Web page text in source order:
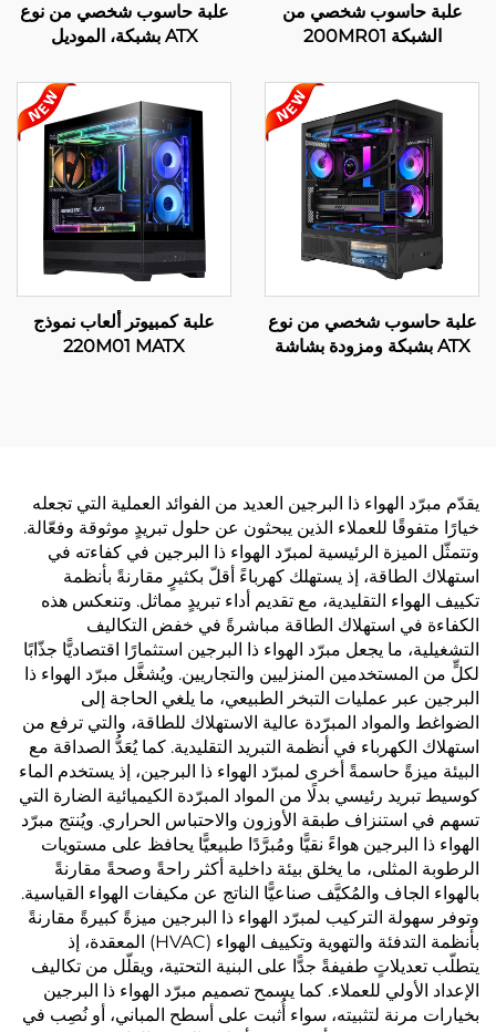
علبة حاسوب شخصي من
الشبكة 200MR01
علبة حاسوب شخصي من نوع
ATX بشبكة، الموديل
علبة حاسوب شخصي من نوع
ATX بشبكة ومزودة بشاشة
علبة كمبيوتر ألعاب نموذج
220M01 MATX
يقدّم مبرّد الهواء ذا البرجين العديد من الفوائد العملية التي تجعله
خيارًا متفوقًا للعملاء الذين يبحثون عن حلول تبريدٍ موثوقة وفعّالة.
وتتمثّل الميزة الرئيسية لمبرّد الهواء ذا البرجين في كفاءته في
استهلاك الطاقة، إذ يستهلك كهرباءً أقلّ بكثيرٍ مقارنةً بأنظمة
تكييف الهواء التقليدية، مع تقديم أداء تبريدٍ مماثل. وتنعكس هذه
الكفاءة في استهلاك الطاقة مباشرةً في خفض التكاليف
التشغيلية، ما يجعل مبرّد الهواء ذا البرجين استثمارًا اقتصاديًّا جذّابًا
لكلٍّ من المستخدمين المنزليين والتجاريين. ويُشغَّل مبرّد الهواء ذا
البرجين عبر عمليات التبخر الطبيعي، ما يلغي الحاجة إلى
الضواغط والمواد المبرّدة عالية الاستهلاك للطاقة، والتي ترفع من
استهلاك الكهرباء في أنظمة التبريد التقليدية. كما يُعَدُّ الصداقة مع
البيئة ميزةً حاسمةً أخرى لمبرّد الهواء ذا البرجين، إذ يستخدم الماء
كوسيط تبريد رئيسي بدلًا من المواد المبرّدة الكيميائية الضارة التي
تسهم في استنزاف طبقة الأوزون والاحتباس الحراري. ويُنتج مبرّد
الهواء ذا البرجين هواءً نقيًّا ومُبرَّدًا طبيعيًّا يحافظ على مستويات
الرطوبة المثلى، ما يخلق بيئة داخلية أكثر راحةً وصحةً مقارنةً
بالهواء الجاف والمُكيَّف صناعيًّا الناتج عن مكيفات الهواء القياسية.
وتوفر سهولة التركيب لمبرّد الهواء ذا البرجين ميزةً كبيرةً مقارنةً
بأنظمة التدفئة والتهوية وتكييف الهواء (HVAC) المعقدة، إذ
يتطلّب تعديلاتٍ طفيفةً جدًّا على البنية التحتية، ويقلّل من تكاليف
الإعداد الأولي للعملاء. كما يسمح تصميم مبرّد الهواء ذا البرجين
بخيارات مرنة لتثبيته، سواء أُثبت على أسطح المباني، أو نُصِب في